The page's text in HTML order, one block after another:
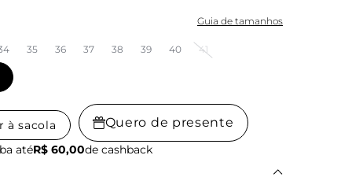
Guia de tamanhos
35 36 37 38 39 40 41
à sacola Quero de presente
atéR$ 60,00de cashback